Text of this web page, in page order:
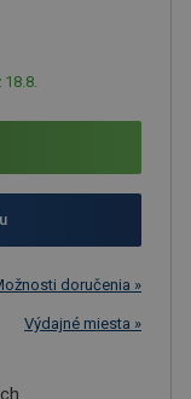
doručenia »
Výdajné miesta »